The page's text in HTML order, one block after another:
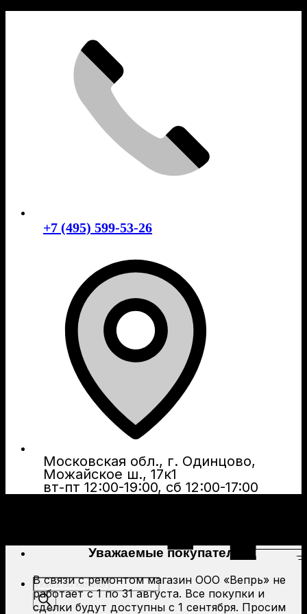
+7 (495) 599-53-26
Московская обл., г. Одинцово,
Можайское ш., 17к1
вт-пт 12:00-19:00, сб 12:00-17:00
Поиск
товаров
Уважаемые покупатели!
В связи с ремонтом магазин ООО «Вепрь» не
работает с 1 по 31 августа. Все покупки и
сделки будут доступны с 1 сентября. Просим